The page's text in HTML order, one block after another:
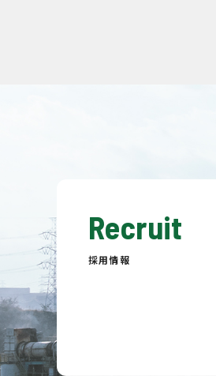
Recruit
採用情報